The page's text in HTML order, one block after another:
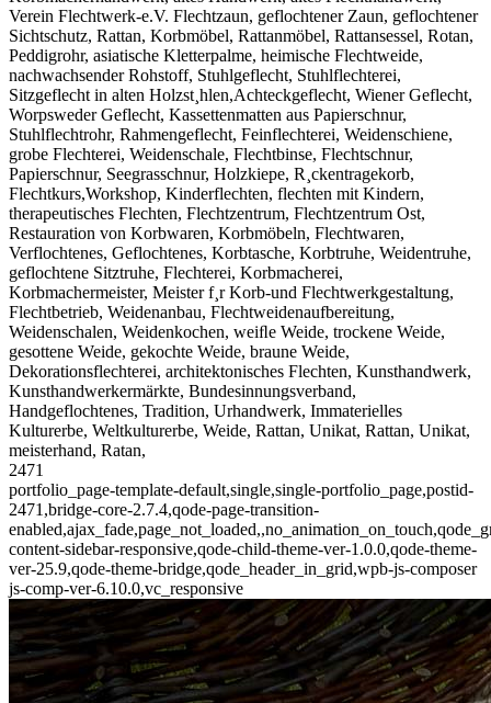
Verein Flechtwerk-e.V. Flechtzaun, geflochtener Zaun, geflochtener
Sichtschutz, Rattan, Korbmöbel, Rattanmöbel, Rattansessel, Rotan,
Peddigrohr, asiatische Kletterpalme, heimische Flechtweide,
nachwachsender Rohstoff, Stuhlgeflecht, Stuhlflechterei,
Sitzgeflecht in alten Holzst¸hlen,Achteckgeflecht, Wiener Geflecht,
Worpsweder Geflecht, Kassettenmatten aus Papierschnur,
Stuhlflechtrohr, Rahmengeflecht, Feinflechterei, Weidenschiene,
grobe Flechterei, Weidenschale, Flechtbinse, Flechtschnur,
Papierschnur, Seegrasschnur, Holzkiepe, R¸ckentragekorb,
Flechtkurs,Workshop, Kinderflechten, flechten mit Kindern,
therapeutisches Flechten, Flechtzentrum, Flechtzentrum Ost,
Restauration von Korbwaren, Korbmöbeln, Flechtwaren,
Verflochtenes, Geflochtenes, Korbtasche, Korbtruhe, Weidentruhe,
geflochtene Sitztruhe, Flechterei, Korbmacherei,
Korbmachermeister, Meister f¸r Korb-und Flechtwerkgestaltung,
Flechtbetrieb, Weidenanbau, Flechtweidenaufbereitung,
Weidenschalen, Weidenkochen, weiﬂe Weide, trockene Weide,
gesottene Weide, gekochte Weide, braune Weide,
Dekorationsflechterei, architektonisches Flechten, Kunsthandwerk,
Kunsthandwerkermärkte, Bundesinnungsverband,
Handgeflochtenes, Tradition, Urhandwerk, Immaterielles
Kulturerbe, Weltkulturerbe, Weide, Rattan, Unikat, Rattan, Unikat,
meisterhand, Ratan,
2471
portfolio_page-template-default,single,single-portfolio_page,postid-
2471,bridge-core-2.7.4,qode-page-transition-
content-sidebar-responsive,qode-child-theme-ver-1.0.0,qode-theme-
ver-25.9,qode-theme-bridge,qode_header_in_grid,wpb-js-composer
js-comp-ver-6.10.0,vc_responsive